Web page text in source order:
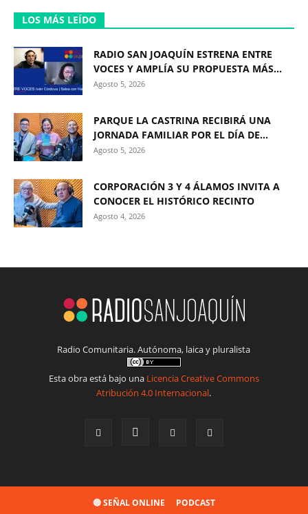
LOS MÁS LEÍDO
RADIO SAN JOAQUÍN ESTRENA ENTRE
VOCES Y AMPLÍA SU PROPUESTA MÁS...
Agosto 5, 2026
PARQUE LA CASTRINA RECIBIRÁ UNA
JORNADA FAMILIAR POR EL DÍA DE...
Agosto 5, 2026
CORPORACIÓN 3 Y 4 ÁLAMOS INVITA A
CONOCER EL HISTÓRICO RECINTO
Agosto 4, 2026
Radio Comunitaria. Autónoma, laica y pluralista
Esta obra está bajo una Licencia Creative Commons
Atribución 4.0 Internacional.
🔴 SEÑAL ONLINE PODCAST